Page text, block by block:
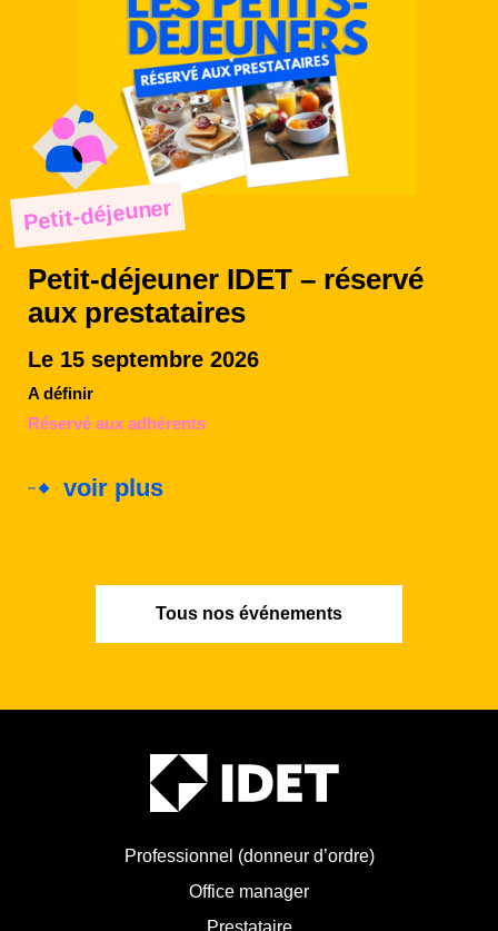
Petit-déjeuner
Petit-déjeuner IDET – réservé
aux prestataires
Le 15 septembre 2026
A définir
Réservé aux adhérents
voir plus
Tous nos événements
Professionnel (donneur d’ordre)
Office manager
Prestataire